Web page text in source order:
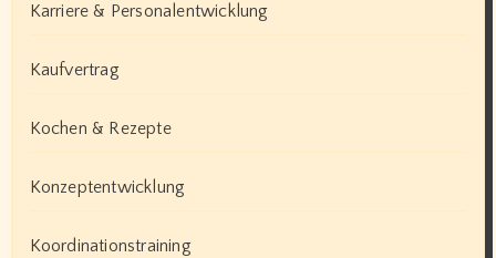
Karriere & Personalentwicklung
Kaufvertrag
Kochen & Rezepte
Konzeptentwicklung
Koordinationstraining